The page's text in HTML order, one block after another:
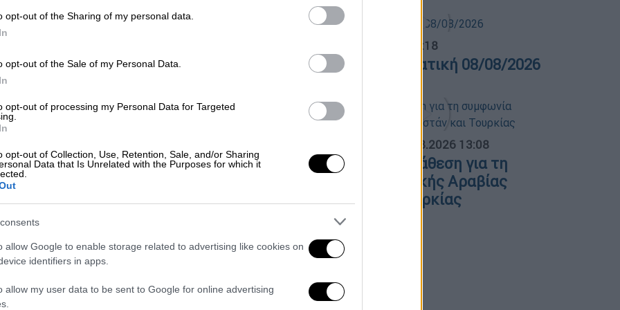
opt-out of the Sharing of my personal data.
opt-out of the Sale of my Personal Data.
opt-out of processing my Personal Data for Targeted
opt-out of Collection, Use, Retention, Sale, and/or Sharing
Data that Is Unrelated with the Purposes for which it
allow Google to enable storage related to advertising like cookies on
identifiers in apps.
allow my user data to be sent to Google for online advertising
Νεπάλ: Συνελήφθη ο πρώην
Σεπτεμβρίου
υπουργός Εσωτερικών της
κυβέρνησής του
Viral
«Ραπάροντας» ορκίστηκε
βουλευτής και αναλαμβάνει
τρέξω σαν λεοπάρδαλη»
08.08.2026 16:18
Δελτίο στην νοηματική 08/08/2026
08.08.2026 13:08
Πολιτική αντιπαράθεση για τη
συμφωνία Σαουδικής Αραβίας
,Πακιστάν και Τουρκίας